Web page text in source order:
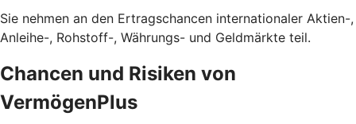
Sie nehmen an den Ertragschancen internationaler Aktien-,
Anleihe-, Rohstoff-, Währungs- und Geldmärkte teil.
Chancen und Risiken von
VermögenPlus